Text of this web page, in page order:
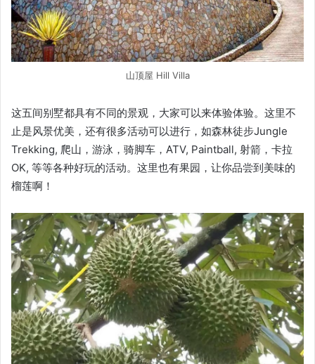
山顶屋 Hill Villa
这五间别墅都具有不同的景观，大家可以来体验体验。这里不
止是风景优美，还有很多活动可以进行，如森林徒步Jungle
Trekking, 爬山，游泳，骑脚车，ATV, Paintball, 射箭，卡拉
OK, 等等各种好玩的活动。这里也有果园，让你品尝到美味的
榴莲啊！